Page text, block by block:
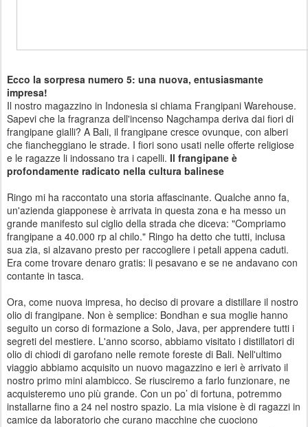
Ecco la sorpresa numero 5: una nuova, entusiasmante
impresa!
Il nostro magazzino in Indonesia si chiama Frangipani Warehouse.
Sapevi che la fragranza dell'incenso Nagchampa deriva dai fiori di
frangipane gialli? A Bali, il frangipane cresce ovunque, con alberi
che fiancheggiano le strade. I fiori sono usati nelle offerte religiose
e le ragazze li indossano tra i capelli. Il frangipane è
profondamente radicato nella cultura balinese
Ringo mi ha raccontato una storia affascinante. Qualche anno fa,
un'azienda giapponese è arrivata in questa zona e ha messo un
grande manifesto sul ciglio della strada che diceva: "Compriamo
frangipane a 40.000 rp al chilo." Ringo ha detto che tutti, inclusa
sua zia, si alzavano presto per raccogliere i petali appena caduti.
Era come trovare denaro gratis: li pesavano e se ne andavano con
contante in tasca.
Ora, come nuova impresa, ho deciso di provare a distillare il nostro
olio di frangipane. Non è semplice: Bondhan e sua moglie hanno
seguito un corso di formazione a Solo, Java, per apprendere tutti i
segreti del mestiere. L'anno scorso, abbiamo visitato i distillatori di
olio di chiodi di garofano nelle remote foreste di Bali. Nell'ultimo
viaggio abbiamo acquisito un nuovo magazzino e ieri è arrivato il
nostro primo mini alambicco. Se riusciremo a farlo funzionare, ne
acquisteremo uno più grande. Con un po’ di fortuna, potremmo
installarne fino a 24 nel nostro spazio. La mia visione è di ragazzi in
camice da laboratorio che curano macchine che cuociono